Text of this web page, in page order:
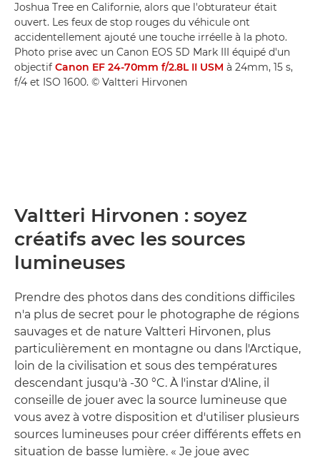
Joshua Tree en Californie, alors que l'obturateur était
ouvert. Les feux de stop rouges du véhicule ont
accidentellement ajouté une touche irréelle à la photo.
Photo prise avec un Canon EOS 5D Mark III équipé d'un
objectif Canon EF 24-70mm f/2.8L II USM à 24mm, 15 s,
f/4 et ISO 1600. © Valtteri Hirvonen
Valtteri Hirvonen : soyez
créatifs avec les sources
lumineuses
Prendre des photos dans des conditions difficiles
n'a plus de secret pour le photographe de régions
sauvages et de nature Valtteri Hirvonen, plus
particulièrement en montagne ou dans l'Arctique,
loin de la civilisation et sous des températures
descendant jusqu'à -30 °C. À l'instar d'Aline, il
conseille de jouer avec la source lumineuse que
vous avez à votre disposition et d'utiliser plusieurs
sources lumineuses pour créer différents effets en
situation de basse lumière. « Je joue avec